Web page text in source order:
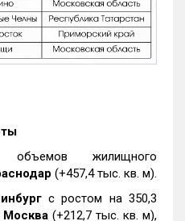
объемов жилищного
(+457,4 тыс. кв. м).
с ростом на 350,3
Москва (+212,7 тыс. кв. м),